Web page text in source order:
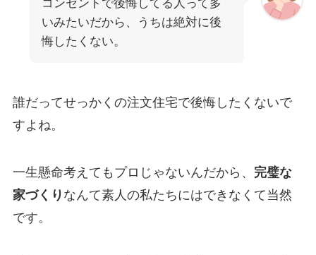
コンセントで後悔してる人って多
いみたいだから、うちは絶対に後
悔したくない。
誰だってせっかくの注文住宅で後悔したくないで
すよね。
一生懸命考えてもプロじゃないんだから、 完璧な
家づくり なんて素人の私たちにはできなくて当然
です。